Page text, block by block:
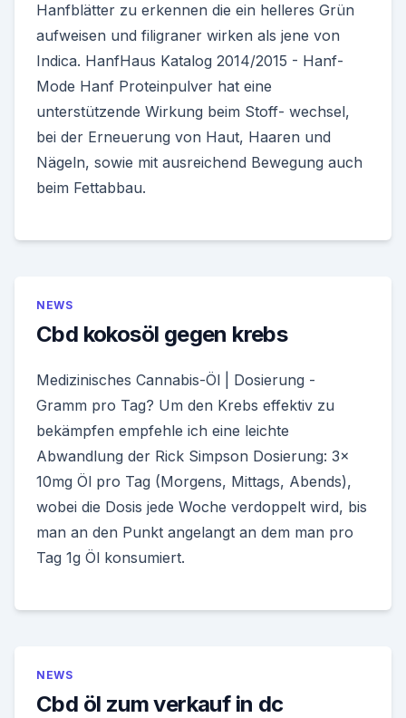
Hanfblätter zu erkennen die ein helleres Grün
aufweisen und filigraner wirken als jene von
Indica. HanfHaus Katalog 2014/2015 - Hanf-
Mode Hanf Proteinpulver hat eine
unterstützende Wirkung beim Stoff- wechsel,
bei der Erneuerung von Haut, Haaren und
Nägeln, sowie mit ausreichend Bewegung auch
beim Fettabbau.
NEWS
Cbd kokosöl gegen krebs
Medizinisches Cannabis-Öl | Dosierung -
Gramm pro Tag? Um den Krebs effektiv zu
bekämpfen empfehle ich eine leichte
Abwandlung der Rick Simpson Dosierung: 3x
10mg Öl pro Tag (Morgens, Mittags, Abends),
wobei die Dosis jede Woche verdoppelt wird, bis
man an den Punkt angelangt an dem man pro
Tag 1g Öl konsumiert.
NEWS
Cbd öl zum verkauf in dc